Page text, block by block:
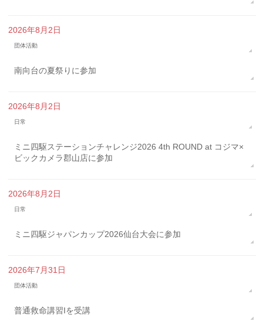
2026年8月2日
団体活動
南向台の夏祭りに参加
2026年8月2日
日常
ミニ四駆ステーションチャレンジ2026 4th ROUND at コジマ×
ビックカメラ郡山店に参加
2026年8月2日
日常
ミニ四駆ジャパンカップ2026仙台大会に参加
2026年7月31日
団体活動
普通救命講習Iを受講